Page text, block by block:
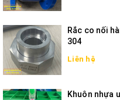
Rắc co nối
304
Liên hệ
Khuôn nhựa